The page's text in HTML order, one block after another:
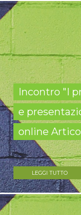
Incontro "I
e
online
LEGGI TUTTO